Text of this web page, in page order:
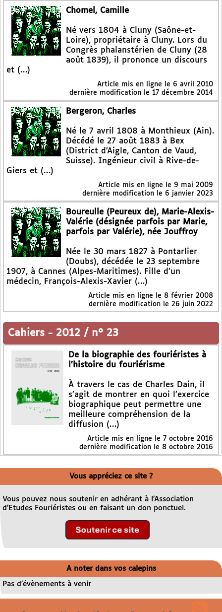
Chomel, Camille
Né vers 1804 à Cluny (Saône-et-
Loire), propriétaire à Cluny. Lors du
Congrès phalanstérien de Cluny (28
août 1839), il prononce un discours
et (…)
Article mis en ligne le 6 avril 2010
dernière modification le 17 décembre 2014
Bergeron, Charles
Né le 7 avril 1808 à Monthieux (Ain).
Décédé le 27 août 1883 à Bex
(District d’Aigle, Canton de Vaud,
Suisse). Ingénieur civil à Rive-de-
Giers et (…)
Article mis en ligne le 9 mai 2009
dernière modification le 6 janvier 2023
Boureulle (Peureux de), Marie-Alexis-
Valérie (désignée parfois par Marie,
parfois par Valérie), née Jouffroy
Née le 30 mars 1827 à Pontarlier
(Doubs), décédée le 23 septembre
1907, à Cannes (Alpes-Maritimes). Fille d’un
médecin, François-Alexis-Xavier (…)
Article mis en ligne le 8 février 2008
dernière modification le 26 juin 2022
Cahiers - 2012 / n° 23
De la biographie des fouriéristes à
l’histoire du fouriérisme
À travers le cas de Charles Dain, il
s’agit de montrer en quoi l’exercice
biographique peut permettre une
meilleure compréhension de la
diffusion (…)
Article mis en ligne le 7 octobre 2016
dernière modification le 8 octobre 2016
Vous appréciez ce site ?
Vous pouvez nous soutenir en adhérant à l’Association
d’Etudes Fouriéristes ou en faisant un don ponctuel.
A noter dans vos calepins
Pas d’évènements à venir